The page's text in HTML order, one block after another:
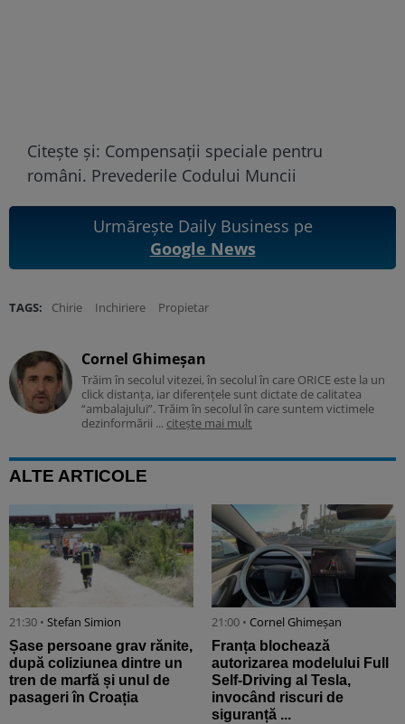
Citește și: Compensații speciale pentru
români. Prevederile Codului Muncii
Urmărește Daily Business pe
Google News
TAGS: Chirie Inchiriere Propietar
Cornel Ghimeșan
Trăim în secolul vitezei, în secolul în care ORICE este la un
click distanța, iar diferențele sunt dictate de calitatea
“ambalajului”. Trăim în secolul în care suntem victimele
dezinformării ... citește mai mult
ALTE ARTICOLE
21:30 • Stefan Simion
Șase persoane grav rănite,
după coliziunea dintre un
tren de marfă și unul de
pasageri în Croația
21:00 • Cornel Ghimeșan
Franța blochează
autorizarea modelului Full
Self-Driving al Tesla,
invocând riscuri de
siguranță ...